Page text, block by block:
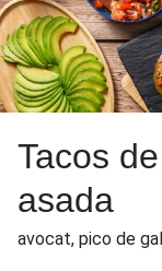
Tacos
asada
avocat, pico de